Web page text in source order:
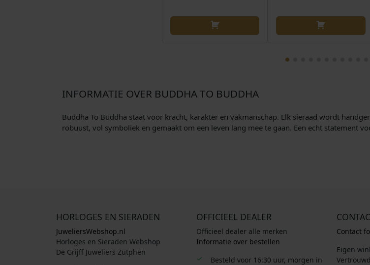
INFORMATIE OVER BUDDHA TO BUDDHA
Buddha To Buddha staat voor kracht, karakter en vakmanschap. Elk sieraad wordt
robuust, vol symboliek en gemaakt om een leven lang mee te gaan. Een echt statement
HORLOGES EN SIERADEN
JuweliersWebshop.nl
Horloges en Sieraden Webshop
De Grijff Juweliers Zutphen
OFFICIEEL DEALER
Officieel dealer alle merken
Informatie over bestellen
Besteld voor 16:30 uur, morgen in
Contact
Eigen